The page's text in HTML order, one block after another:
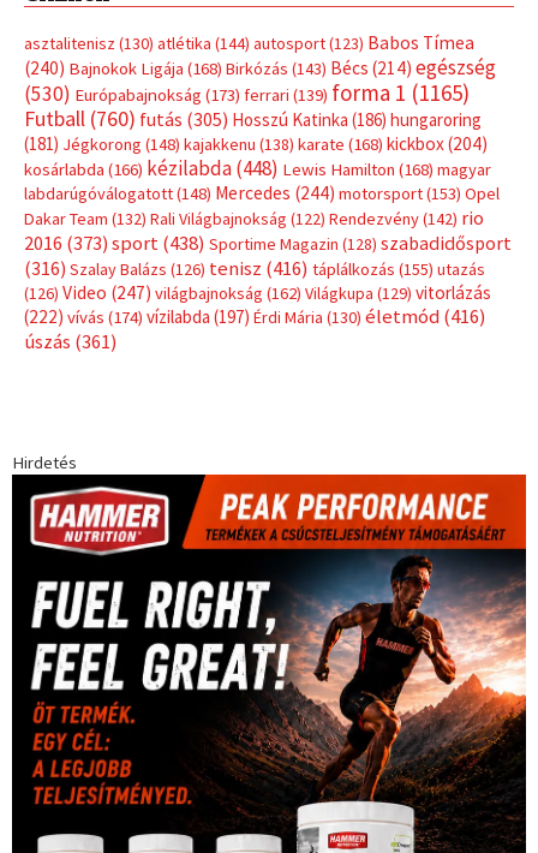
Címkék
(181)Jégkorong(148)kajakkenu(138)karate(168)kickbox(204)
kosárlabda(166)kézilabda(448)Lewis Hamilton(168) magyar
labdarúgóválogatott
(148) Mercedes (244)motorsport(153)Opel
Dakar Team(132)Rali Világbajnokság(122)Rendezvény(142)rio
Sportime Magazin(128) szabadidősport
(316) Szalay Balázs (126)tenisz(416)táplálkozás(155)utazás
(126) Video(247)világbajnokság (162)Világkupa(129)vitorlázás
(222)vívás(174) vízilabda(197) Érdi Mária(130)életmód(416)
úszás(361)
Hirdetés